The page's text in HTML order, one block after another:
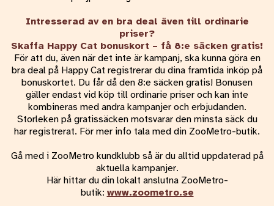
Intresserad av en bra deal även till ordinarie
priser?
Skaffa Happy Cat bonuskort – få 8:e säcken gratis!
För att du, även när det inte är kampanj, ska kunna göra en
bra deal på Happy Cat registrerar du dina framtida inköp på
bonuskortet. Du får då den 8:e säcken gratis! Bonusen
gäller endast vid köp till ordinarie priser och kan inte
kombineras med andra kampanjer och erbjudanden.
Storleken på gratissäcken motsvarar den minsta säck du
har registrerat. För mer info tala med din ZooMetro-butik.
Gå med i ZooMetro kundklubb så är du alltid uppdaterad på
aktuella kampanjer.
Här hittar du din lokalt anslutna ZooMetro-
butik: www.zoometro.se